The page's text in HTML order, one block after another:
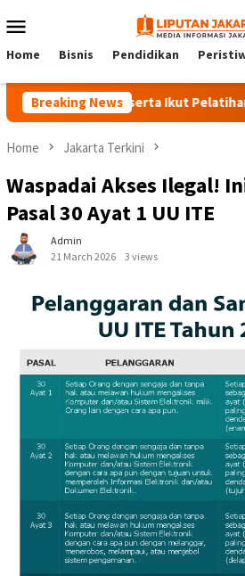
to
Menu
Home Bisnis Pendidikan
Breaking News
140 Peserta Ikut Pelatihan Kerja
Home Jakarta Terkini
Waspadai Akses Ilegal!
Pasal 30 Ayat 1 UU ITE
Admin
21 March 2026
3 views